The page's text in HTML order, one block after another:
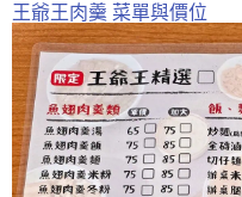
王爺王肉羹 菜單與價位